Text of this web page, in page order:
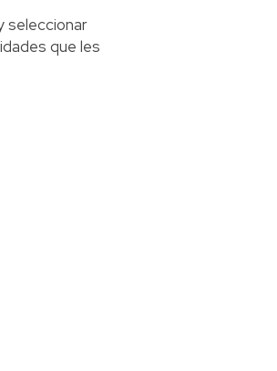
seleccionar
que les